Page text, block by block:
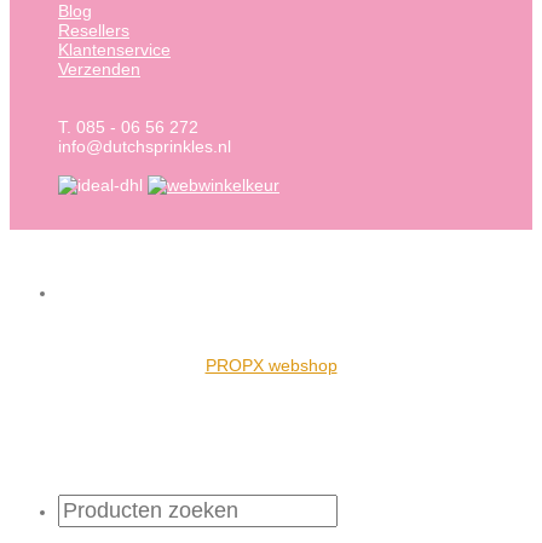
Blog
Resellers
Klantenservice
Verzenden
T. 085 - 06 56 272
info@dutchsprinkles.nl
PROPX webshop